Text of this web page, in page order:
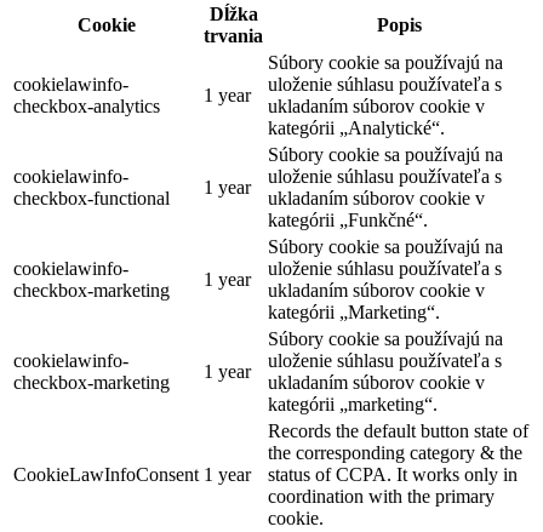
Cookie
Dĺžka
trvania
Popis
cookielawinfo-
checkbox-analytics
1 year
Súbory cookie sa používajú na
uloženie súhlasu používateľa s
ukladaním súborov cookie v
kategórii „Analytické“.
cookielawinfo-
checkbox-functional
1 year
Súbory cookie sa používajú na
uloženie súhlasu používateľa s
ukladaním súborov cookie v
kategórii „Funkčné“.
cookielawinfo-
checkbox-marketing
1 year
Súbory cookie sa používajú na
uloženie súhlasu používateľa s
ukladaním súborov cookie v
kategórii „Marketing“.
cookielawinfo-
checkbox-marketing
1 year
Súbory cookie sa používajú na
uloženie súhlasu používateľa s
ukladaním súborov cookie v
kategórii „marketing“.
CookieLawInfoConsent 1 year
Records the default button state of
the corresponding category & the
status of CCPA. It works only in
coordination with the primary
cookie.